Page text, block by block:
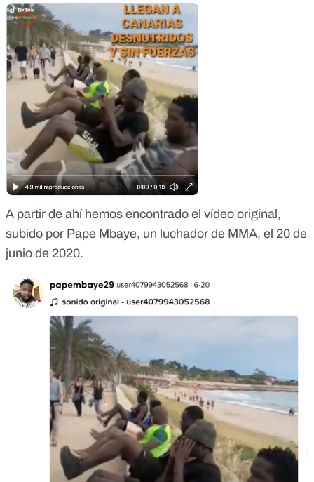
A partir de ahí hemos encontrado el vídeo original,
subido por Pape Mbaye, un luchador de MMA, el 20 de
junio de 2020.